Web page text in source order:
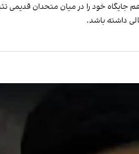
جایگاه خود را در میان متحدان قدیمی
داشته باشد.